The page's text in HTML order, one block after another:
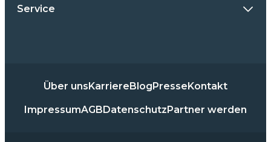
Service
Über unsKarriereBlogPresseKontakt
ImpressumAGBDatenschutzPartner werden